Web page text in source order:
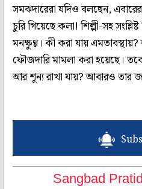
সমঝদারেরা যদিও বলছেন,
চুরি গিয়েছে কলা! শিল্পী-সহ
মনক্ষুণ্ণ। কী করা যায়
ফৌজদারি মামলা করা হয়েছে।
আর শূন্য রাখা যায়? আবারও তার
Sangbad